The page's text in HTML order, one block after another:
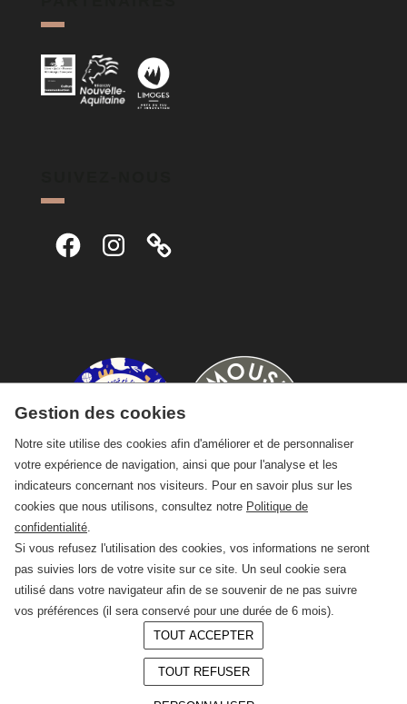
FacebookInstagram
© 2026 —CRAFT Limoges
Gestion des cookies
Notre site utilise des cookies afin d'améliorer et de personnaliser
votre expérience de navigation, ainsi que pour l'analyse et les
indicateurs concernant nos visiteurs. Pour en savoir plus sur les
cookies que nous utilisons, consultez notre Politique de
confidentialité
Si vous refusez l'utilisation des cookies, vos informations ne seront
pas suivies lors de votre visite sur ce site. Un seul cookie sera
utilisé dans votre navigateur afin de se souvenir de ne pas suivre
vos préférences (il sera conservé pour une durée de 6 mois).
TOUT ACCEPTER
TOUT REFUSER